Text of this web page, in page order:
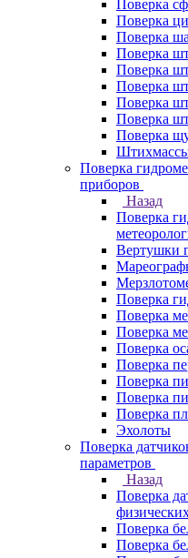
Поверка
Поверка
Поверка
Поверка
Поверка
Поверка
Поверка
Поверка
Поверка
Поверка
приборов
Назад
Поверка
Вертушки
Поверка
Поверка
Поверка
Поверка
Поверка
Поверка
Поверка
Поверка
Эхолоты
Поверка
параметров
Назад
Поверка
Поверка
Поверка